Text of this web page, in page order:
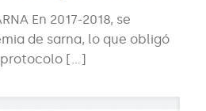
En 2017-2018, se
de sarna, lo que obligó
[…]